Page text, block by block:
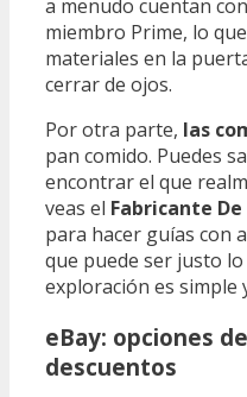
a menudo cuentan con
miembro Prime, lo
materiales en la
cerrar de ojos.
Por otra parte, las
pan comido. Puedes
encontrar el que
veas el Fabricante
para hacer guías con
que puede ser justo
exploración es simple
eBay: opciones
descuentos